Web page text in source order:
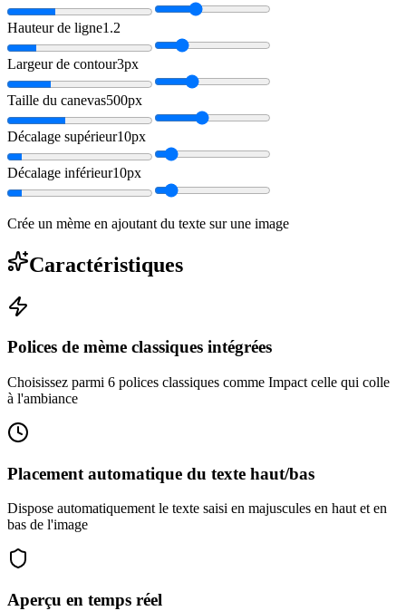
Hauteur de ligne1.2
Largeur de contour3px
Taille du canevas500px
Décalage supérieur10px
Décalage inférieur10px
Crée un mème en ajoutant du texte sur une image
Caractéristiques
Polices de mème classiques intégrées
Choisissez parmi 6 polices classiques comme Impact celle qui colle
à l'ambiance
Placement automatique du texte haut/bas
Dispose automatiquement le texte saisi en majuscules en haut et en
bas de l'image
Aperçu en temps réel